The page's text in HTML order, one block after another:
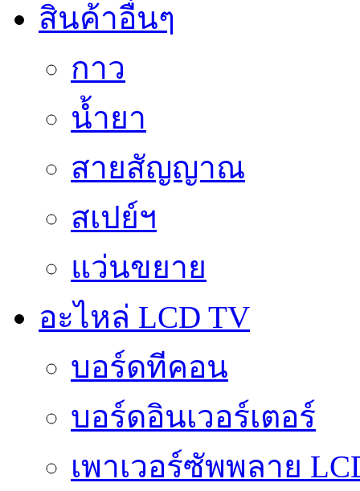
สินค้าอื่นๆ
กาว
น้ำยา
สายสัญญาณ
สเปย์ฯ
แว่นขยาย
อะไหล่ LCD TV
บอร์ดทีคอน
บอร์ดอินเวอร์เตอร์
เพาเวอร์ซัพพลาย